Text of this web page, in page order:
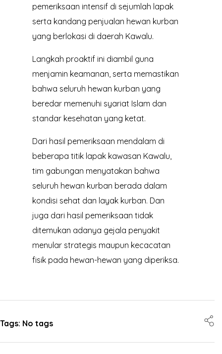
pemeriksaan intensif di sejumlah lapak
serta kandang penjualan hewan kurban
yang berlokasi di daerah Kawalu.
Langkah proaktif ini diambil guna
menjamin keamanan, serta memastikan
bahwa seluruh hewan kurban yang
beredar memenuhi syariat Islam dan
standar kesehatan yang ketat.
Dari hasil pemeriksaan mendalam di
beberapa titik lapak kawasan Kawalu,
tim gabungan menyatakan bahwa
seluruh hewan kurban berada dalam
kondisi sehat dan layak kurban. Dan
juga dari hasil pemeriksaan tidak
ditemukan adanya gejala penyakit
menular strategis maupun kecacatan
fisik pada hewan-hewan yang diperiksa.
Tags: No tags